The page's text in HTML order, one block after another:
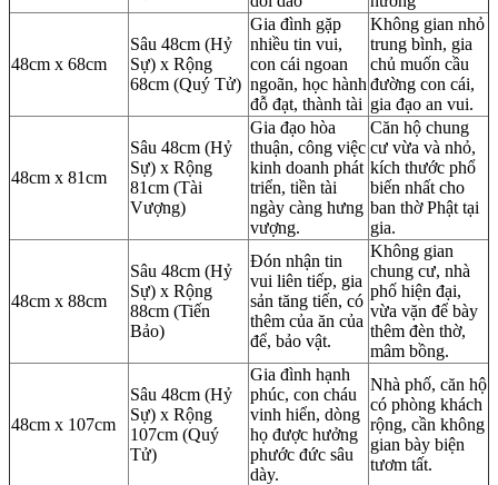
48cm x 68cm
Sâu 48cm (Hỷ
Sự) x Rộng
68cm (Quý Tử)
Gia đình gặp
nhiều tin vui,
con cái ngoan
ngoãn, học hành
đỗ đạt, thành tài
Không gian nhỏ
trung bình, gia
chủ muốn cầu
đường con cái,
gia đạo an vui.
48cm x 81cm
Sâu 48cm (Hỷ
Sự) x Rộng
81cm (Tài
Vượng)
Gia đạo hòa
thuận, công việc
kinh doanh phát
triển, tiền tài
ngày càng hưng
vượng.
Căn hộ chung
cư vừa và nhỏ,
kích thước phổ
biến nhất cho
ban thờ Phật tại
gia.
48cm x 88cm
Sâu 48cm (Hỷ
Sự) x Rộng
88cm (Tiến
Bảo)
Đón nhận tin
vui liên tiếp, gia
sản tăng tiến, có
thêm của ăn của
để, bảo vật.
Không gian
chung cư, nhà
phố hiện đại,
vừa vặn để bày
thêm đèn thờ,
mâm bồng.
48cm x 107cm
Sâu 48cm (Hỷ
Sự) x Rộng
107cm (Quý
Tử)
Gia đình hạnh
phúc, con cháu
vinh hiển, dòng
họ được hưởng
phước đức sâu
dày.
Nhà phố, căn hộ
có phòng khách
rộng, cần không
gian bày biện
tươm tất.